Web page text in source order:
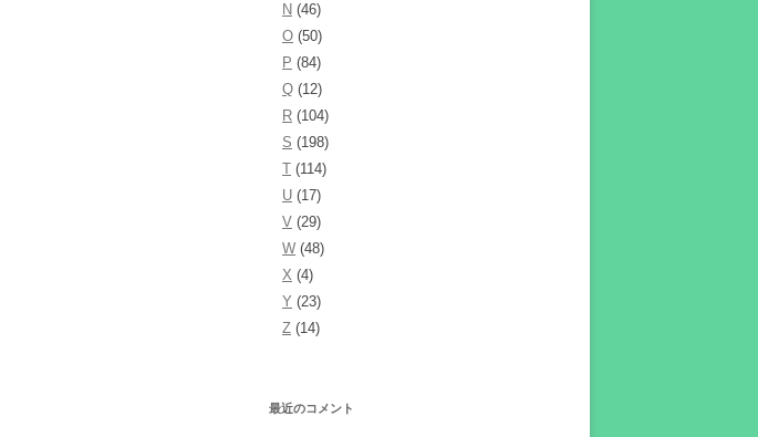
N (46)
O (50)
P (84)
Q (12)
R (104)
S (198)
T (114)
U (17)
V (29)
W (48)
X (4)
Y (23)
Z (14)
最近のコメント